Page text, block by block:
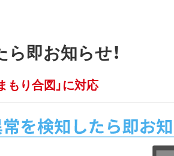
即お知らせ！
もり合図」に対応